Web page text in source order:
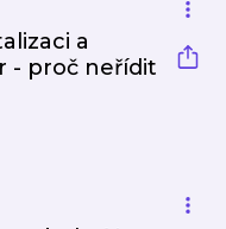
a
- proč neřídit